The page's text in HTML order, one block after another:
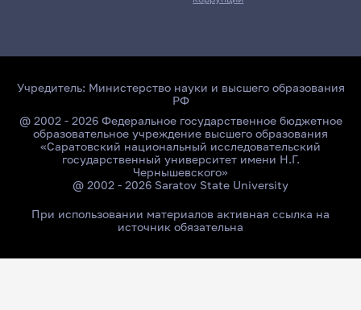
Учредитель: Министерство науки и высшего образования
РФ
@ 2002 - 2026 Федеральное государственное бюджетное
образовательное учреждение высшего образования
«Саратовский национальный исследовательский
государственный университет имени Н.Г.
Чернышевского»
@ 2002 - 2026 Saratov State University
При использовании материалов активная ссылка на
источник обязательна